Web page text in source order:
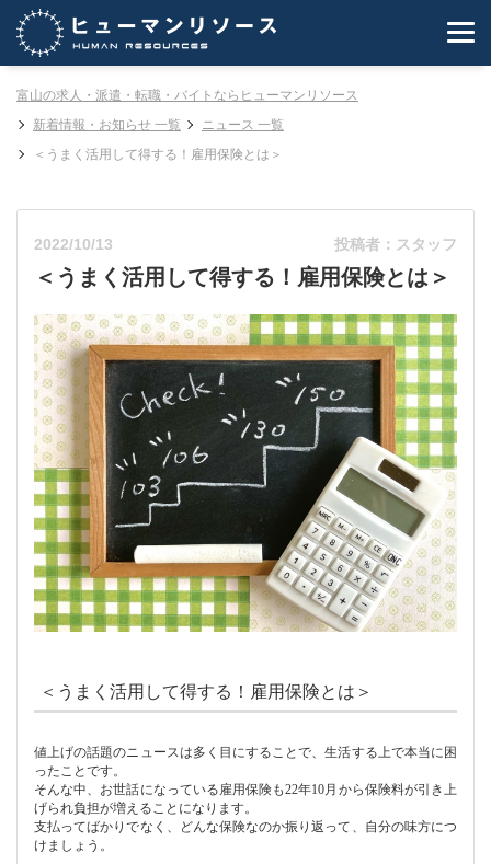
富山の求人・派遣・転職・バイトならヒューマンリソース
新着情報・お知らせ 一覧
ニュース 一覧
＜うまく活用して得する！雇用保険とは＞
2022/10/13 投稿者：スタッフ
＜うまく活用して得する！雇用保険とは＞
＜うまく活用して得する！雇用保険とは＞
値上げの話題のニュースは多く目にすることで、生活する上で本当に困
ったことです。
そんな中、お世話になっている雇用保険も22年10月から保険料が引き上
げられ負担が増えることになります。
支払ってばかりでなく、どんな保険なのか振り返って、自分の味方につ
けましょう。